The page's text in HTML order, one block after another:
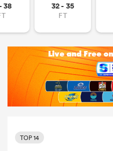
38 32 - 35
FT
TOP 14